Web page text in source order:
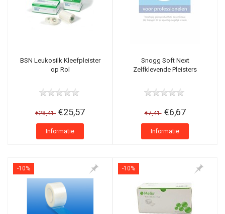
BSN Leukosilk Kleefpleister
op Rol
€28,41 €25,57
Informatie
Snogg Soft Next
Zelfklevende Pleisters
€7,41 €6,67
Informatie
-10% -10%